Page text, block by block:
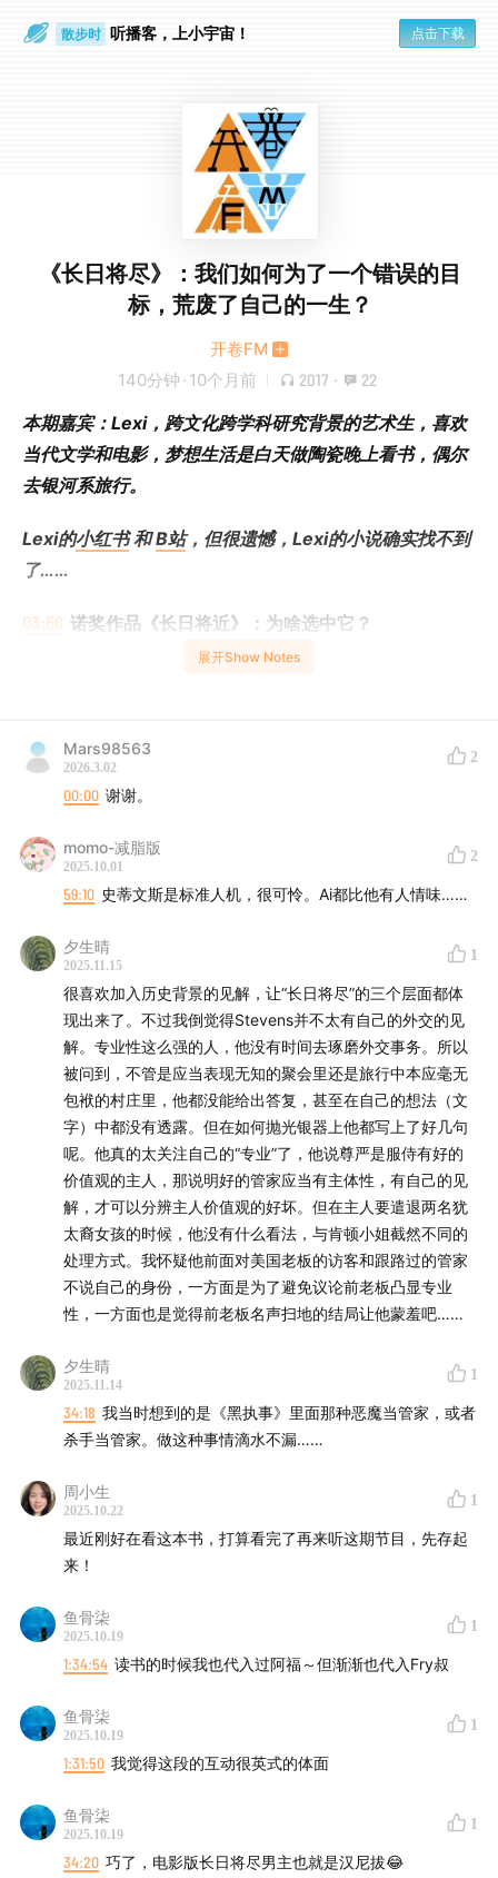
散步时 听播客，上小宇宙！ 点击下载
《长日将尽》：我们如何为了一个错误的目
标，荒废了自己的一生？​
开卷FM
140分钟 · 10个月前 2017 · 22
本期嘉宾：Lexi，跨文化跨学科研究背景的艺术生，喜欢
当代文学和电影，梦想生活是白天做陶瓷晚上看书，偶尔
去银河系旅行。
Lexi的小红书和B站，但很遗憾，Lexi的小说确实找不到
了……
03:56 诺奖作品《长日将近》：为啥选中它？
情，每个人都能找到共鸣。我们还聊了聊管家和雇主那种
神秘又微妙的关系，让人忍不住想一探究竟！对了，顺便
提了提石黑一雄另一本超赞的《克拉拉与太阳》，机器人
觉醒意识什么的，真的很有趣！
理性与情感的抉择：关于成长和后悔的故事
人生路上，是该听脑子的还是听心的？我分享了自己过去
太“理性”的经历，结果留下了一些小遗憾。通过书里男主
角的故事，我们发现一个道理：别让你的目标感，把情感
滋养这块给忘了！追求梦想没错，但也要顾及感受，不然
以后可能会后悔哦！
深度剖析：像侦探一样揭开老管家的内心
深入老管家的世界！这部小说贼聪明，老人的公路旅行是
表象，挖掘过去才是真相。人物特别“表里不一”，说的和
想的完全是两码事！读着读着，你得像个侦探一样去猜他
到底在想啥。
英美文化差异下的管家生活与晚年反思
管家在英美文化的碰撞中求生存！他怎么把英国人注重“体
面”的管理，变成了美国人带来的“务实”高效？年纪大了，
回顾过去的选择，他心里又产生了多少后悔和感叹？
15:51 大庄园的“婚恋潜规则”：结婚就得走人？
庄园八卦时间！在老派的英式庄园，结婚可能意味着工作
不稳定？雇主为啥总觉得员工结婚是“额外消耗”？管家为
啥对新人的婚姻状况那么关心？
严格管家和老爹：一场说走就走的（被迫）旅行
管家老爹也是个死守规矩的人。管家第一次独自出门旅
行，竟然是照着一本旅行手册来的！刚开始他超紧张，一
路紧绷，但慢慢地，他似乎在探索外界中找到了一点放
松，规则之外的世界到底是什么样的呢？
计划狂的内心戏：是美景还是恐惧？
展开Show Notes
Mars98563
2026.3.02
2
00:00 谢谢。
momo-减脂版
2025.10.01
2
59:10 史蒂文斯是标准人机，很可怜。Ai都比他有人情味……
夕生晴
2025.11.15
1
很喜欢加入历史背景的见解，让“长日将尽”的三个层面都体
现出来了。不过我倒觉得Stevens并不太有自己的外交的见
解。专业性这么强的人，他没有时间去琢磨外交事务。所以
被问到，不管是应当表现无知的聚会里还是旅行中本应毫无
包袱的村庄里，他都没能给出答复，甚至在自己的想法（文
字）中都没有透露。但在如何抛光银器上他都写上了好几句
呢。他真的太关注自己的“专业”了，他说尊严是服侍有好的
价值观的主人，那说明好的管家应当有主体性，有自己的见
解，才可以分辨主人价值观的好坏。但在主人要遣退两名犹
太裔女孩的时候，他没有什么看法，与肯顿小姐截然不同的
处理方式。我怀疑他前面对美国老板的访客和跟路过的管家
不说自己的身份，一方面是为了避免议论前老板凸显专业
性，一方面也是觉得前老板名声扫地的结局让他蒙羞吧……
夕生晴
2025.11.14
1
34:18 我当时想到的是《黑执事》里面那种恶魔当管家，或者
杀手当管家。做这种事情滴水不漏……
周小生
2025.10.22
1
最近刚好在看这本书，打算看完了再来听这期节目，先存起
来！
鱼骨柒
2025.10.19
1
1:34:54 读书的时候我也代入过阿福～但渐渐也代入Fry叔
鱼骨柒
2025.10.19
1
1:31:50 我觉得这段的互动很英式的体面
鱼骨柒
2025.10.19
1
34:20 巧了，电影版长日将尽男主也就是汉尼拔😂